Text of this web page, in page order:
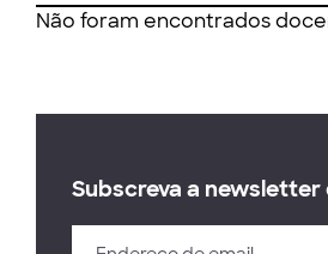
Não foram encontrados
Subscreva a newsletter